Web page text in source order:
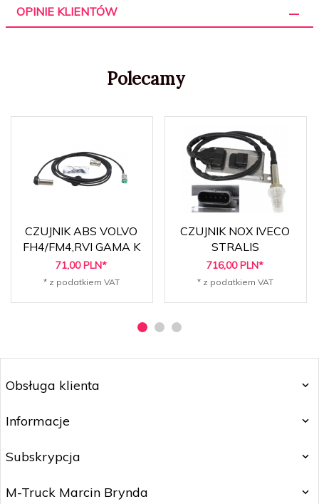
OPINIE KLIENTÓW
Polecamy
CZUJNIK ABS VOLVO
FH4/FM4,RVI GAMA K
71,00 PLN*
* z podatkiem VAT
CZUJNIK NOX IVECO
STRALIS
716,00 PLN*
* z podatkiem VAT
Obsługa klienta
Informacje
Subskrypcja
M-Truck Marcin Brynda